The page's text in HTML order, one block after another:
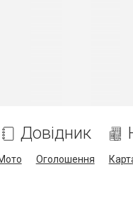
Довідник
Оголошення